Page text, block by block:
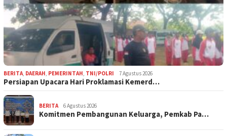
BERITA DAERAH PEMERINTAH TNI/POLRI 7 Agustus 2026
Persiapan Upacara Hari Proklamasi Kemerd…
BERITA 6 Agustus 2026
Komitmen Pembangunan Keluarga, Pemkab Pa…